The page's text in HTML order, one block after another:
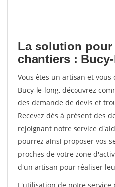
La solution pour
chantiers :
Vous êtes un artisan et vous
Bucy-le-long, découvrez
des demande de devis et
Recevez dès à présent des
rejoignant notre service
pourrez ainsi proposer vos
proches de votre zone
d'un artisan pour réaliser
L'utilisation de notre service